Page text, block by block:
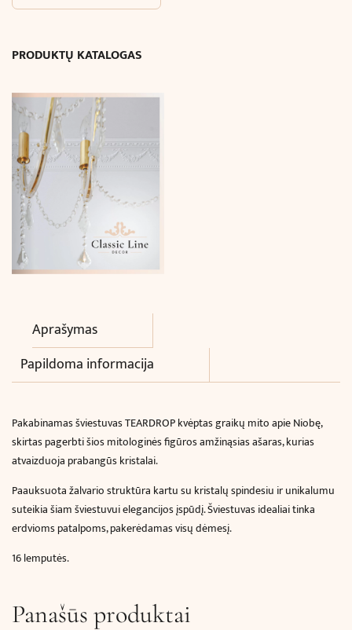
PRODUKTŲ KATALOGAS
Aprašymas
Papildoma informacija
Pakabinamas šviestuvas TEARDROP kvėptas graikų mito apie Niobę,
skirtas pagerbti šios mitologinės figūros amžinąsias ašaras, kurias
atvaizduoja prabangūs kristalai.
Paauksuota žalvario struktūra kartu su kristalų spindesiu ir unikalumu
suteikia šiam šviestuvui elegancijos įspūdį. Šviestuvas idealiai tinka
erdvioms patalpoms, pakerėdamas visų dėmesį.
16 lemputės.
Panašūs produktai